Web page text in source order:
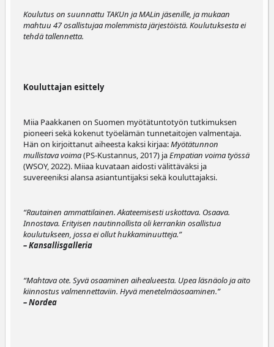
Koulutus on suunnattu TAKUn ja MALin jäsenille, ja mukaan
mahtuu 47 osallistujaa molemmista järjestöistä. Koulutuksesta ei
tehdä tallennetta.
Kouluttajan esittely
Miia Paakkanen on Suomen myötätuntotyön tutkimuksen
pioneeri sekä kokenut työelämän tunnetaitojen valmentaja.
Hän on kirjoittanut aiheesta kaksi kirjaa:Myötätunnon
mullistava voima(PS-Kustannus, 2017) jaEmpatian voima työssä
(WSOY, 2022). Miiaa kuvataan aidosti välittäväksi ja
suvereeniksi alansa asiantuntijaksi sekä kouluttajaksi.
“Rautainen ammattilainen. Akateemisesti uskottava. Osaava.
Innostava. Erityisen nautinnollista oli kerrankin osallistua
koulutukseen, jossa ei ollut hukkaminuutteja.”
– Kansallisgalleria
“Mahtava ote. Syvä osaaminen aihealueesta. Upea läsnäolo ja aito
kiinnostus valmennettaviin. Hyvä menetelmäosaaminen.”
– Nordea